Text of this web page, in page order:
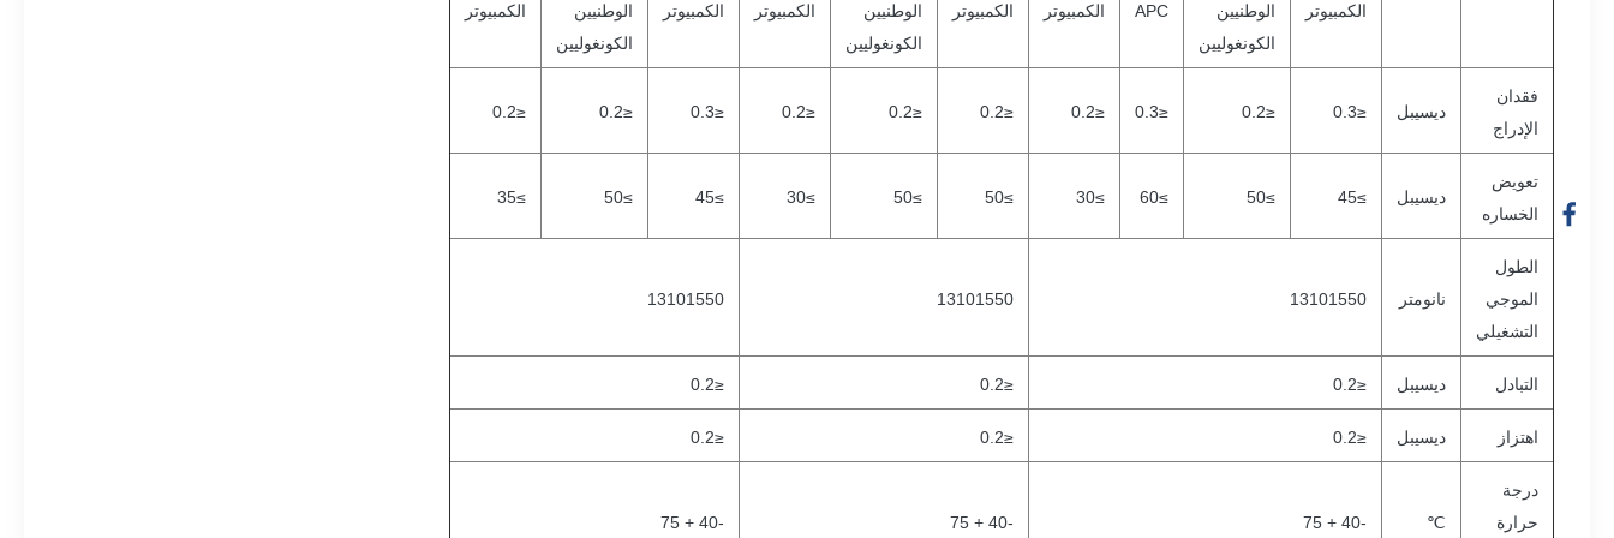
الكمبيوتر
الوطنيين
الكونغوليين
APC الكمبيوتر الكمبيوتر
الوطنيين
الكونغوليين
الكمبيوتر الكمبيوتر
الوطنيين
الكونغوليين
الكمبيوتر
فقدان
الإدراج
ديسيبل ≤0.3
≤0.2
≤0.3
≤0.2
≤0.2
≤0.2
≤0.2
≤0.3
≤0.2
≤0.2
تعويض
الخساره
ديسيبل ≥45
≥50
≥60
≥30
≥50
≥50
≥30
≥45
≥50
≥35
الطول
الموجي
التشغيلي
نانومتر 13101550
13101550
13101550
التبادل ديسيبل ≤0.2
≤0.2
≤0.2
اهتزاز ديسيبل ≤0.2
≤0.2
≤0.2
درجة
حرارة
℃
-40 + 75
-40 + 75
-40 + 75